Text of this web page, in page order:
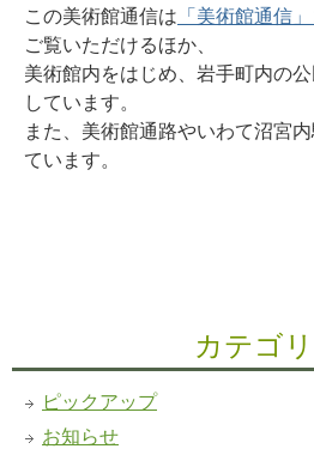
この美術館通信は 「美術館通信
ご覧いただけるほか、
美術館内をはじめ、岩手町内の
しています。
また、美術館通路やいわて沼宮
ています。
カテゴ
ピックアップ
お知らせ